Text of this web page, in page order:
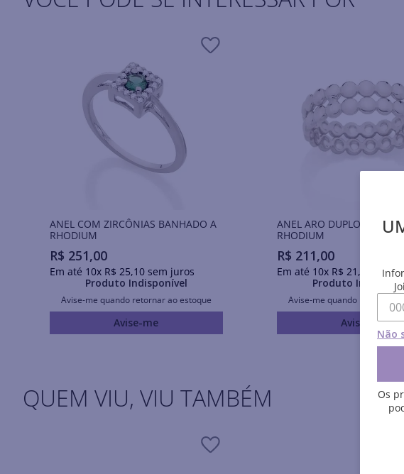
ANEL COM ZIRCÔNIAS BANHADO A
RHODIUM
R$ 251,00
Em até 10x R$ 25,10sem juros
Produto Indisponível
Avise-me quando retornar ao estoque
Avise-me
ANEL ARO DUPLO
RHODIUM
R$ 211,00
Em até 10x R$ 21 ,
sem
Produto
Avise-me quando retornar ao
Avise-me
QUEM VIU, VIU TAMBÉM
Não
Os